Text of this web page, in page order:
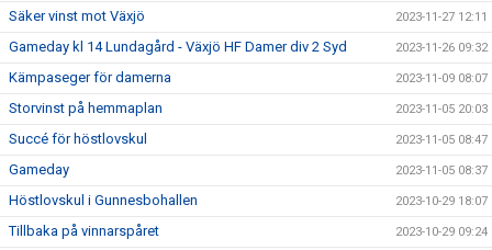
Säker vinst mot Växjö 2023-11-27 12:11
Gameday kl 14 Lundagård - Växjö HF Damer div 2 Syd 2023-11-26 09:32
Kämpaseger för damerna 2023-11-09 08:07
Storvinst på hemmaplan 2023-11-05 20:03
Succé för höstlovskul 2023-11-05 08:47
Gameday 2023-11-05 08:37
Höstlovskul i Gunnesbohallen 2023-10-29 18:07
Tillbaka på vinnarspåret 2023-10-29 09:24